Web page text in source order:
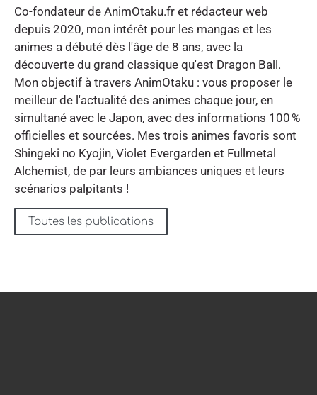
Co-fondateur de AnimOtaku.fr et rédacteur web
depuis 2020, mon intérêt pour les mangas et les
animes a débuté dès l'âge de 8 ans, avec la
découverte du grand classique qu'est Dragon Ball.
Mon objectif à travers AnimOtaku : vous proposer le
meilleur de l'actualité des animes chaque jour, en
simultané avec le Japon, avec des informations 100 %
officielles et sourcées. Mes trois animes favoris sont
Shingeki no Kyojin, Violet Evergarden et Fullmetal
Alchemist, de par leurs ambiances uniques et leurs
scénarios palpitants !
Toutes les publications